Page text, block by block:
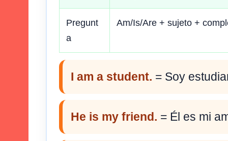
Pregunt
a
Am/Is/Are + sujeto +
I am a student. = Soy
He is my friend. = Él es mi